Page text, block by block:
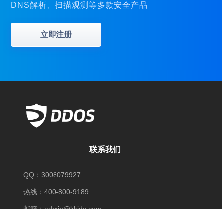
DNS解析、扫描观测等多款安全产品
立即注册
联系我们
QQ：3008079927
热线：400-800-9189